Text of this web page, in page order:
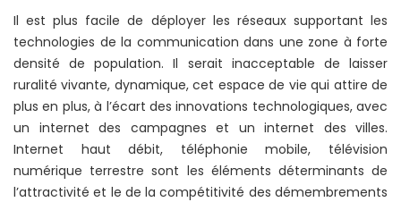
Il est plus facile de déployer les réseaux supportant les
technologies de la communication dans une zone à forte
densité de population. Il serait inacceptable de laisser
ruralité vivante, dynamique, cet espace de vie qui attire de
plus en plus, à l’écart des innovations technologiques, avec
un internet des campagnes et un internet des villes.
Internet haut débit, téléphonie mobile, télévision
numérique terrestre sont les éléments déterminants de
l’attractivité et le de la compétitivité des démembrements